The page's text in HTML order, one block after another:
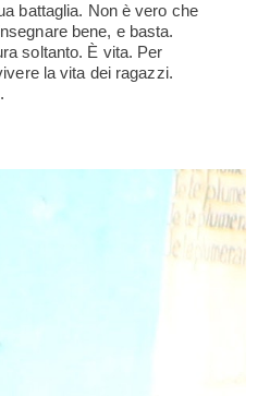
battaglia. Non è vero che
bene, e basta.
soltanto. È vita. Per
la vita dei ragazzi.